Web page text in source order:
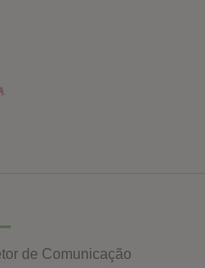
de Comunicação